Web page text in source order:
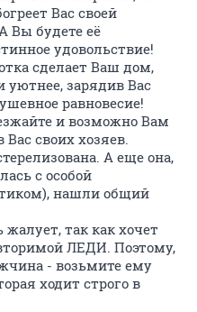
Вас своей
Вы будете её
удовольствие!
сделает Ваш дом,
уютнее, зарядив Вас
равновесие!
и возможно Вам
своих хозяев.
А еще она,
с особой
нашли общий
так как хочет
ЛЕДИ. Поэтому,
- возьмите ему
ходит строго в